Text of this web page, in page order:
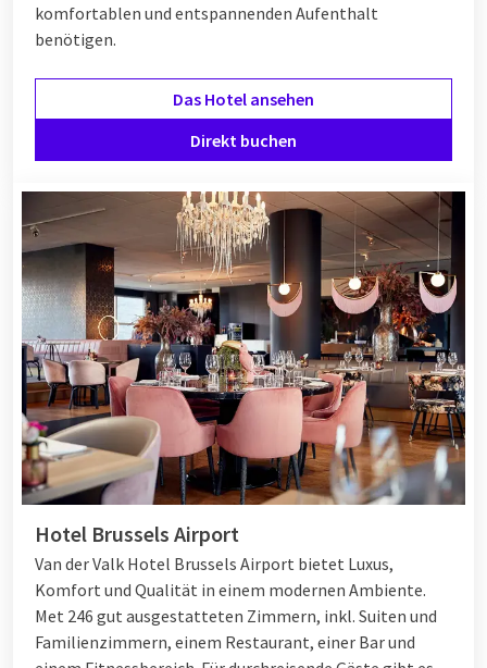
komfortablen und entspannenden Aufenthalt
benötigen.
Das Hotel ansehen
Direkt buchen
Hotel Brussels Airport
Van der Valk Hotel Brussels Airport bietet Luxus,
Komfort und Qualität in einem modernen Ambiente.
Met 246 gut ausgestatteten Zimmern, inkl. Suiten und
Familienzimmern, einem Restaurant, einer Bar und